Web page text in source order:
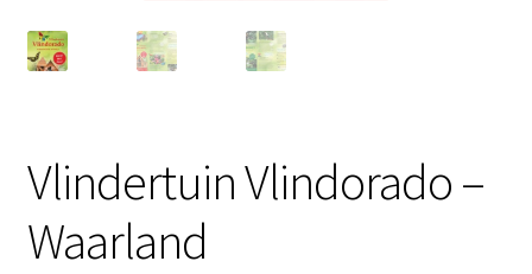
Vlindertuin Vlindorado –
Waarland